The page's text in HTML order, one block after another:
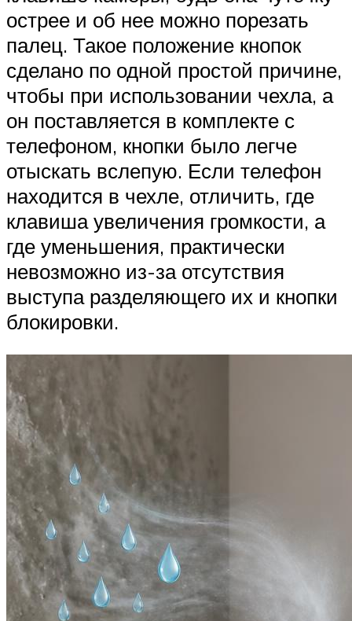
острее и об нее можно порезать
палец. Такое положение кнопок
сделано по одной простой причине,
чтобы при использовании чехла, а
он поставляется в комплекте с
телефоном, кнопки было легче
отыскать вслепую. Если телефон
находится в чехле, отличить, где
клавиша увеличения громкости, а
где уменьшения, практически
невозможно из-за отсутствия
выступа разделяющего их и кнопки
блокировки.